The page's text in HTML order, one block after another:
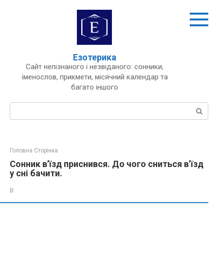
Езотерика
Сайт непізнаного і незвіданого: сонники,
іменослов, прикмети, місячний календар та
багато іншого
Пошук:
Головна Сторінка
Сонник в’їзд приснився. До чого сниться в’їзд
у сні бачити.
В